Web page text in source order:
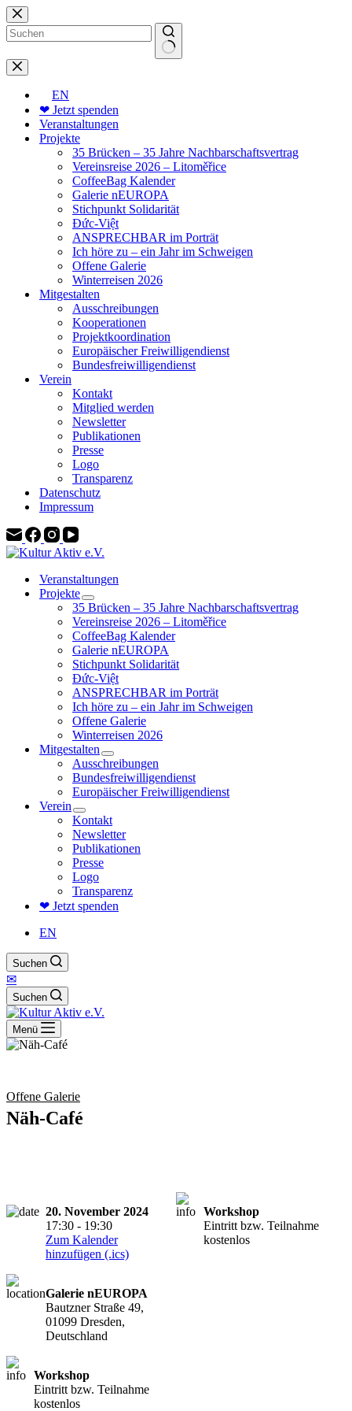
Zum
Inhalt
springen
Keine
Ergebnisse
EN
❤ Jetzt spenden
Veranstaltungen
Projekte
35 Brücken – 35 Jahre Nachbarschaftsvertrag
Vereinsreise 2026 – Litoměřice
CoffeeBag Kalender
Galerie nEUROPA
Stichpunkt Solidarität
Đức-Việt
ANSPRECHBAR im Porträt
Ich höre zu – ein Jahr im Schweigen
Offene Galerie
Winterreisen 2026
Mitgestalten
Ausschreibungen
Kooperationen
Projektkoordination
Europäischer Freiwilligendienst
Bundesfreiwilligendienst
Verein
Kontakt
Mitglied werden
Newsletter
Publikationen
Presse
Logo
Transparenz
Datenschutz
Impressum
Veranstaltungen
Projekte
35 Brücken – 35 Jahre Nachbarschaftsvertrag
Vereinsreise 2026 – Litoměřice
CoffeeBag Kalender
Galerie nEUROPA
Stichpunkt Solidarität
Đức-Việt
ANSPRECHBAR im Porträt
Ich höre zu – ein Jahr im Schweigen
Offene Galerie
Winterreisen 2026
Mitgestalten
Ausschreibungen
Bundesfreiwilligendienst
Europäischer Freiwilligendienst
Verein
Kontakt
Newsletter
Publikationen
Presse
Logo
Transparenz
❤ Jetzt spenden
EN
Suchen
✉
Suchen
Menü
Offene Galerie
Näh-Café
20. November 2024
17:30 - 19:30
Zum Kalender
hinzufügen (.ics)
Galerie nEUROPA
Bautzner Straße 49,
01099 Dresden,
Deutschland
Workshop
Eintritt bzw. Teilnahme
kostenlos
Workshop
Eintritt bzw. Teilnahme
kostenlos